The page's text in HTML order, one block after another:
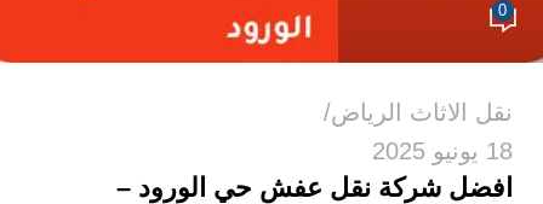
0
نقل الاثاث الرياض
18 يونيو 2025
افضل شركة نقل عفش حي الورود –